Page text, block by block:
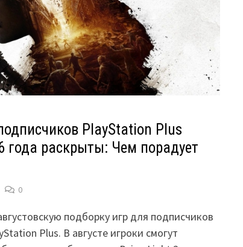
PlayStation Plus
года раскрыты: Чем порадует
0
подборку игр для подписчиков
Plus. В августе игроки смогут